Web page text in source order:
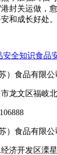
封关运做，
和成长好处。
安全知识食品
）食品有限公
龙文区福岐
）食品有限公
济开发区溧